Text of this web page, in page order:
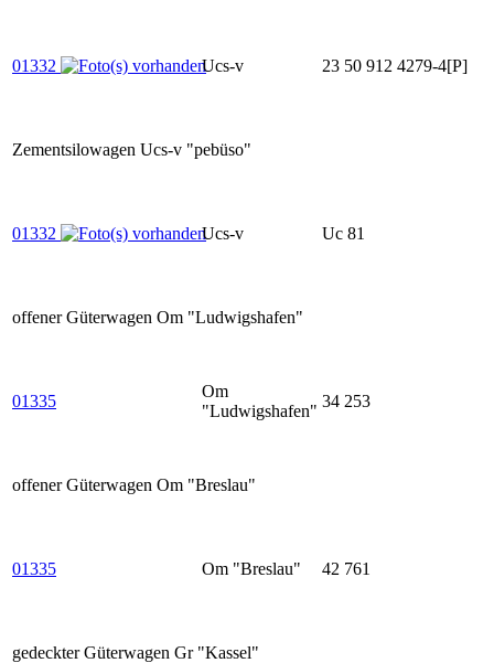
01332 Ucs-v 23 50 912 4279-4[P]
Zementsilowagen Ucs-v "pebüso"
01332 Ucs-v Uc 81
offener Güterwagen Om "Ludwigshafen"
01335
Om
"Ludwigshafen"
34 253
offener Güterwagen Om "Breslau"
01335 Om "Breslau" 42 761
gedeckter Güterwagen Gr "Kassel"